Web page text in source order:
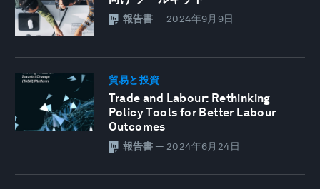
報告書 — 2024年9月9日
貿易と投資
Trade and Labour: Rethinking
Policy Tools for Better Labour
Outcomes
報告書 — 2024年6月24日